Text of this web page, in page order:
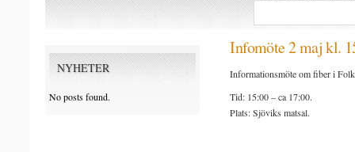
Infomöte 2 maj kl.
Informationsmöte om fiber i
Tid: 15:00 – ca 17:00.
Plats: Sjöviks matsal.
NYHETER
No posts found.